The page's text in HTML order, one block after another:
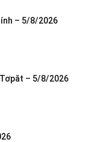
– 5/8/2026
– 5/8/2026